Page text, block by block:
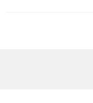
skaļruņiem un
funkcionalitāti.